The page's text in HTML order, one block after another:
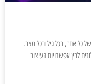
כל אחד, בכל גיל ובכל מצב.
לבין אפשרויות העיצוב